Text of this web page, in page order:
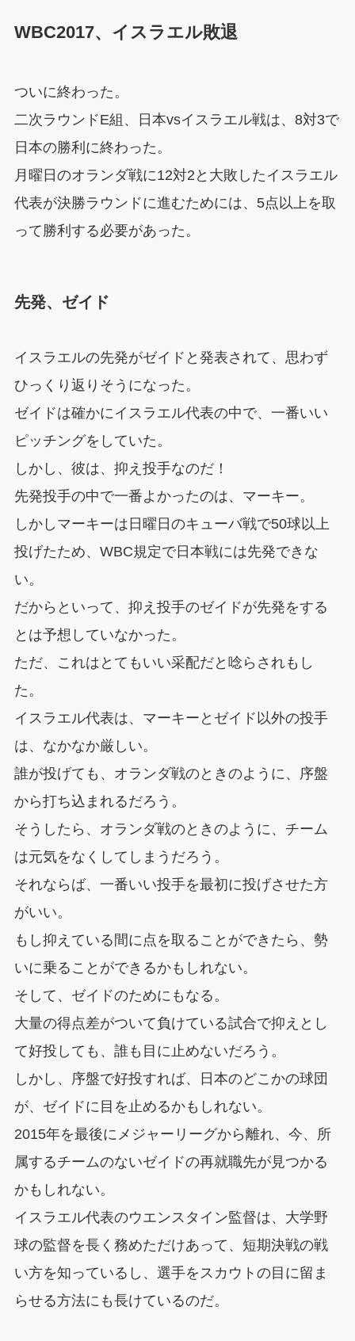
WBC2017、イスラエル敗退
ついに終わった。
二次ラウンドE組、日本vsイスラエル戦は、8対3で
日本の勝利に終わった。
月曜日のオランダ戦に12対2と大敗したイスラエル
代表が決勝ラウンドに進むためには、5点以上を取
って勝利する必要があった。
先発、ゼイド
イスラエルの先発がゼイドと発表されて、思わず
ひっくり返りそうになった。
ゼイドは確かにイスラエル代表の中で、一番いい
ピッチングをしていた。
しかし、彼は、抑え投手なのだ！
先発投手の中で一番よかったのは、マーキー。
しかしマーキーは日曜日のキューバ戦で50球以上
投げたため、WBC規定で日本戦には先発できな
い。
だからといって、抑え投手のゼイドが先発をする
とは予想していなかった。
ただ、これはとてもいい采配だと唸らされもし
た。
イスラエル代表は、マーキーとゼイド以外の投手
は、なかなか厳しい。
誰が投げても、オランダ戦のときのように、序盤
から打ち込まれるだろう。
そうしたら、オランダ戦のときのように、チーム
は元気をなくしてしまうだろう。
それならば、一番いい投手を最初に投げさせた方
がいい。
もし抑えている間に点を取ることができたら、勢
いに乗ることができるかもしれない。
そして、ゼイドのためにもなる。
大量の得点差がついて負けている試合で抑えとし
て好投しても、誰も目に止めないだろう。
しかし、序盤で好投すれば、日本のどこかの球団
が、ゼイドに目を止めるかもしれない。
2015年を最後にメジャーリーグから離れ、今、所
属するチームのないゼイドの再就職先が見つかる
かもしれない。
イスラエル代表のウエンスタイン監督は、大学野
球の監督を長く務めただけあって、短期決戦の戦
い方を知っているし、選手をスカウトの目に留ま
らせる方法にも長けているのだ。